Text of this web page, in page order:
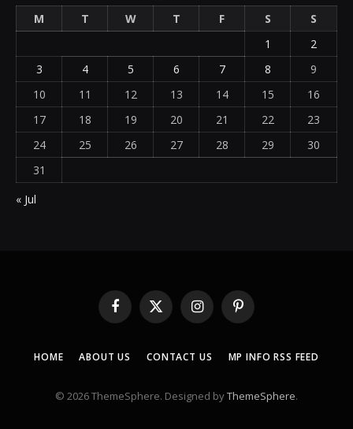
M
T W T F S
S
1
2
3
4 5 6 7 8
9
10
11 12 13 14 15
16
17
18 19 20 21 22
23
24
25 26 27 28 29
30
31
« Jul
Facebook
X
(Twitter)
InstagramPinterest
HOME ABOUT US CONTACT US MP INFO RSS FEED
© 2026 ThemeSphere. Designed byThemeSphere.